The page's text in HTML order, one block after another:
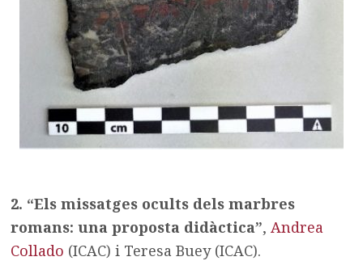
2. “Els missatges ocults dels marbres
romans: una proposta didàctica”,Andrea
Collado (ICAC) i Teresa Buey (ICAC).